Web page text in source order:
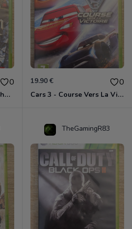
0
Castlevania : Lords Of Shadow Xbox 360
19.90 € 0
Cars 3 - Course Vers La Victoire Xbox 360
TheGamingR83